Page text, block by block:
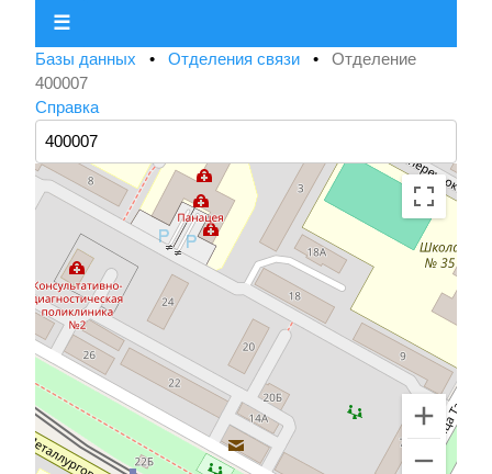
☰
Базы данных • Отделения связи • Отделение
400007
Справка